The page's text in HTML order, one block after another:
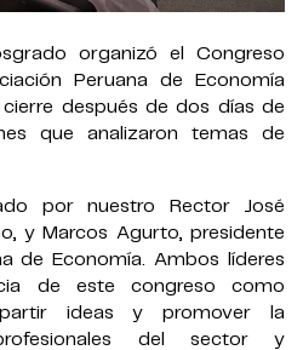
organizó el Congreso
Peruana de Economía
después de dos días de
que analizaron temas de
por nuestro Rector José
y Marcos Agurto, presidente
de Economía. Ambos líderes
de este congreso como
ideas y promover la
del sector y